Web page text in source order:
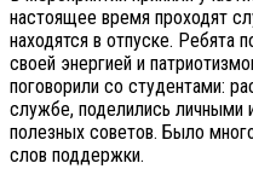
настоящее время проходят
находятся в отпуске. Ребята
своей энергией и
поговорили со студентами:
службе, поделились личными
полезных советов. Было
слов поддержки.